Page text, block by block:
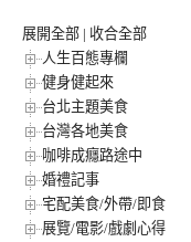
展開全部 | 收合全部
人生百態專欄
健身健起來
台北主題美食
台灣各地美食
咖啡成癮路途中
婚禮記事
宅配美食/外帶/即食
展覽/電影/戲劇心得